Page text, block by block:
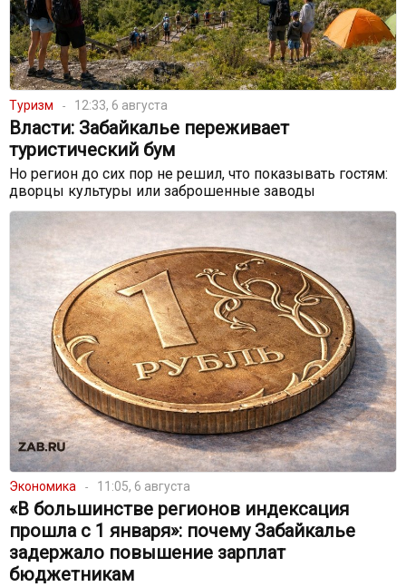
Туризм 12:33, 6 августа
Власти: Забайкалье переживает
туристический бум
Но регион до сих пор не решил, что показывать гостям:
дворцы культуры или заброшенные заводы
Экономика 11:05, 6 августа
«В большинстве регионов индексация
прошла с 1 января»: почему Забайкалье
задержало повышение зарплат
бюджетникам